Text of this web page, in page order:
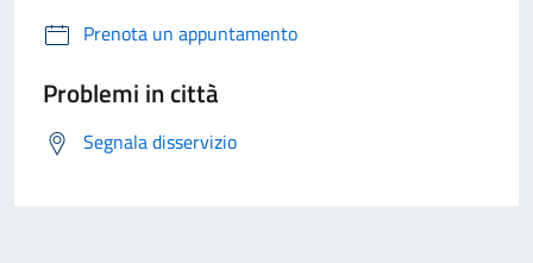
Prenota un appuntamento
Problemi in città
Segnala disservizio